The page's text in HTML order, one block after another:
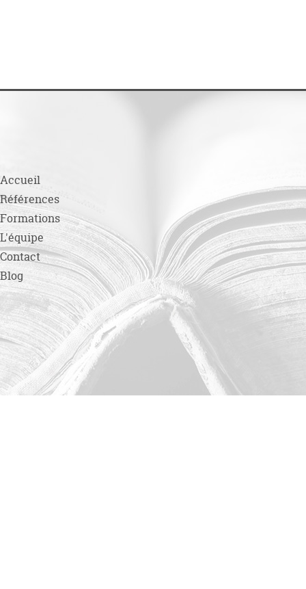
Accueil
Références
Formations
L'équipe
Contact
Blog